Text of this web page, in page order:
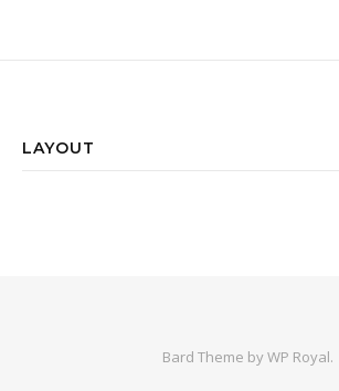
LAYOUT
Bard Theme byWP Royal.